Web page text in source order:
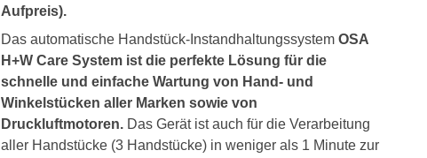
Aufpreis).
Das automatische Handstück-Instandhaltungssystem OSA
H+W Care System ist die perfekte Lösung für die
schnelle und einfache Wartung von Hand- und
Winkelstücken aller Marken sowie von
Druckluftmotoren. Das Gerät ist auch für die Verarbeitung
aller Handstücke (3 Handstücke) in weniger als 1 Minute zur